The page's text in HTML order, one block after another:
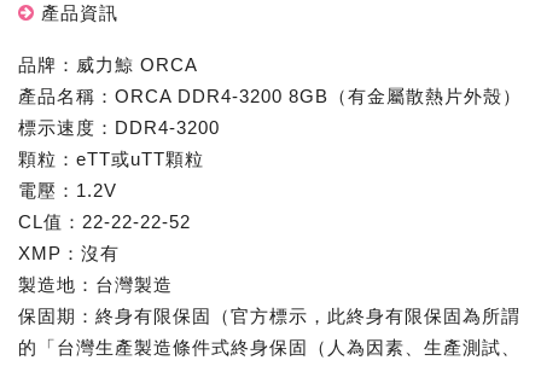
產品資訊
品牌：威力鯨 ORCA
產品名稱：ORCA DDR4-3200 8GB（有金屬散熱片外殼）
標示速度：DDR4-3200
顆粒：eTT或uTT顆粒
電壓：1.2V
CL值：22-22-22-52
XMP：沒有
製造地：台灣製造
保固期：終身有限保固（官方標示，此終身有限保固為所謂
的「台灣生產製造條件式終身保固（人為因素、生產測試、